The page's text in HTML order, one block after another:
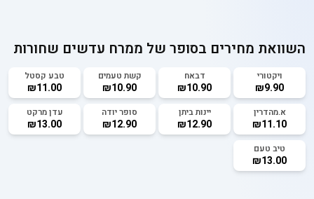
השוואת מחירים בסופר של ממרח עדשים שחורות
ויקטורי
₪9.90
דבאח
₪10.90
קשת טעמים
₪10.90
טבע קסטל
₪11.00
א.מהדרין
₪11.10
יינות ביתן
₪12.90
סופר יודה
₪12.90
עדן מרקט
₪13.00
טיב טעם
₪13.00